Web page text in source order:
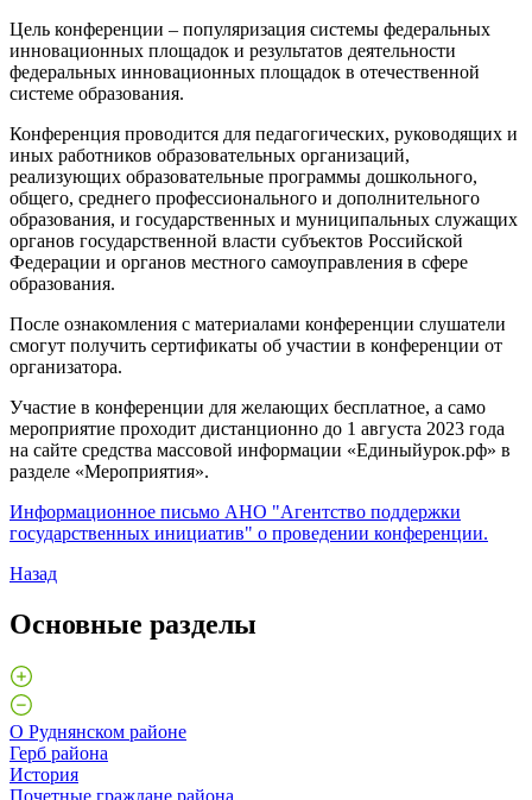
Цель конференции – популяризация системы федеральных
инновационных площадок и результатов деятельности
федеральных инновационных площадок в отечественной
системе образования.
Конференция проводится для педагогических, руководящих и
иных работников образовательных организаций,
реализующих образовательные программы дошкольного,
общего, среднего профессионального и дополнительного
образования, и государственных и муниципальных служащих
органов государственной власти субъектов Российской
Федерации и органов местного самоуправления в сфере
образования.
После ознакомления с материалами конференции слушатели
смогут получить сертификаты об участии в конференции от
организатора.
Участие в конференции для желающих бесплатное, а само
мероприятие проходит дистанционно до 1 августа 2023 года
на сайте средства массовой информации «Единыйурок.рф» в
разделе «Мероприятия».
Информационное письмо АНО "Агентство поддержки
государственных инициатив" о проведении конференции.
Назад
Основные разделы
О Руднянском районе
Герб района
История
Почетные граждане района